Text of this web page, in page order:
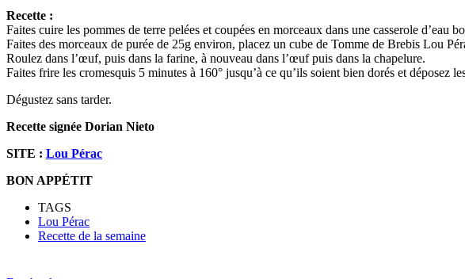
Recette :
Faites cuire les pommes de terre pelées et coupées en morceaux dans une casserole d’eau
Faites des morceaux de purée de 25g environ, placez un cube de Tomme de Brebis Lou
Roulez dans l’œuf, puis dans la farine, à nouveau dans l’œuf puis dans la chapelure.
Faites frire les cromesquis 5 minutes à 160° jusqu’à ce qu’ils soient bien dorés et déposez
Dégustez sans tarder.
Recette signée Dorian Nieto
SITE : Lou Pérac
BON APPÉTIT
TAGS
Lou Pérac
Recette de la semaine